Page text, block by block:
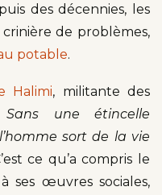
des décennies, les
de problèmes,
potable.
Halimi, militante des
Sans une étincelle
sort de la vie
ce qu’a compris le
ses œuvres sociales,